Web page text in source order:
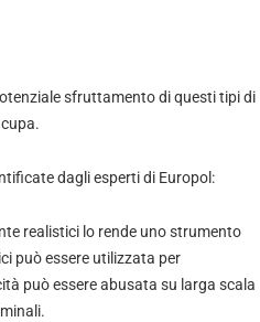
sfruttamento di questi tipi di
dagli esperti di Europol:
realistici lo rende uno strumento
può essere utilizzata per
può essere abusata su larga scala